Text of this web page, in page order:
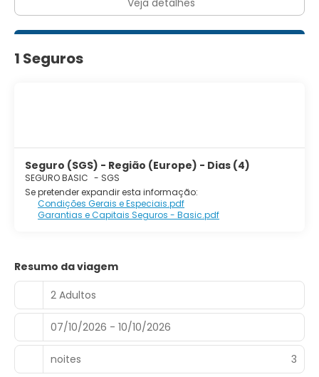
Veja detalhes
1 Seguros
Seguro (SGS) - Região (Europe) - Dias (4)
SEGURO BASIC - SGS
Se pretender expandir esta informação:
Condições Gerais e Especiais.pdf
Garantias e Capitais Seguros - Basic.pdf
Resumo da viagem
2 Adultos
07/10/2026 - 10/10/2026
noites 3